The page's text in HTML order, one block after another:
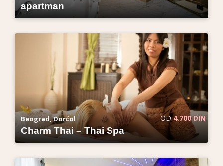
apartman
Beograd, Dorćol
Charm Thai – Thai Spa
OD4.700 DIN